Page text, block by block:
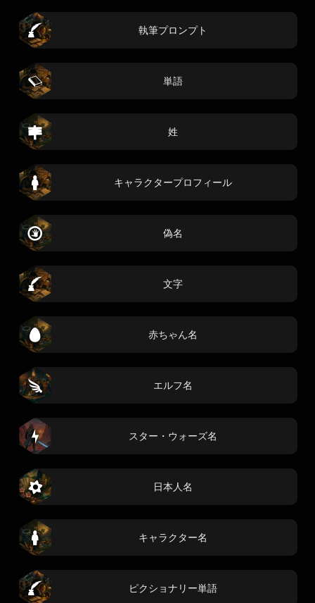
執筆プロンプト
単語
姓
キャラクタープロフィール
偽名
文字
赤ちゃん名
エルフ名
スター・ウォーズ名
日本人名
キャラクター名
ピクショナリー単語